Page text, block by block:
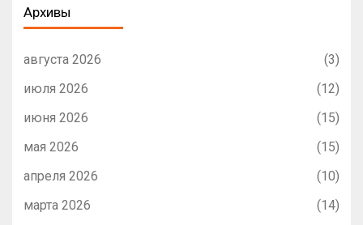
Архивы
августа 2026
(3)
июля 2026
(12)
июня 2026
(15)
мая 2026
(15)
апреля 2026
(10)
марта 2026
(14)